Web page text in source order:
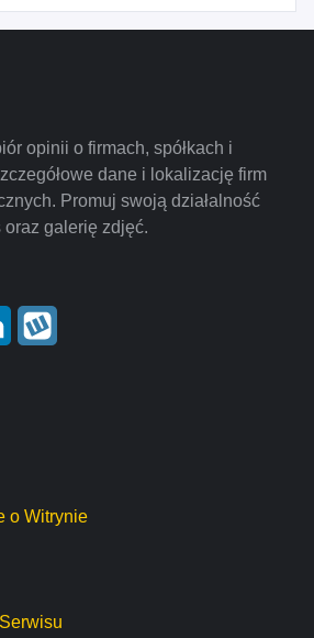
opinii o firmach, spółkach i
dane i lokalizację firm
Promuj swoją działalność
galerię zdjęć.
LinkedIn
o Witrynie